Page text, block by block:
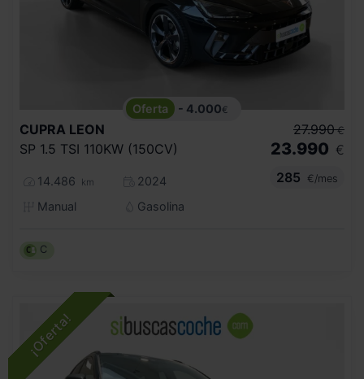
- 4.000€
CUPRA LEON
SP 1.5 TSI 110KW (150CV)
14.486 km
2024
Manual
Gasolina
27.990 €
23.990 €
285
€/mes
C